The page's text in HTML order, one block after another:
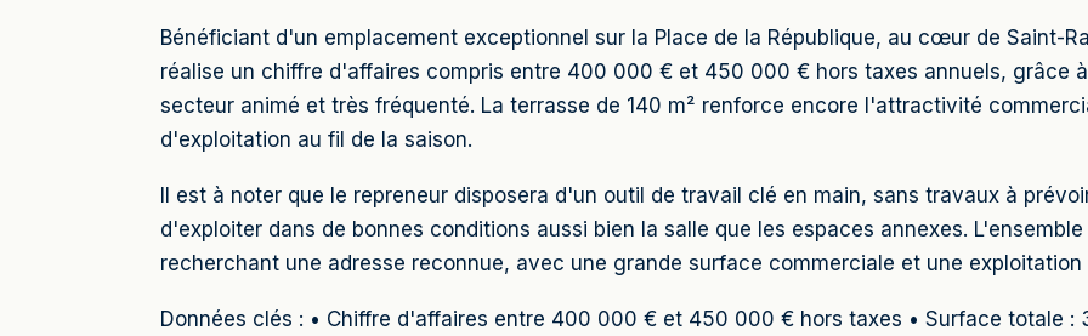
Bénéficiant d'un emplacement exceptionnel sur la Place de la République, au cœur de Saint-
réalise un chiffre d'affaires compris entre 400 000 € et 450 000 € hors taxes annuels, grâce
secteur animé et très fréquenté. La terrasse de 140 m² renforce encore l'attractivité
d'exploitation au fil de la saison.
Il est à noter que le repreneur disposera d'un outil de travail clé en main, sans travaux à
d'exploiter dans de bonnes conditions aussi bien la salle que les espaces annexes.
recherchant une adresse reconnue, avec une grande surface commerciale et une
Données clés : • Chiffre d'affaires entre 400 000 € et 450 000 € hors taxes • Surface totale :